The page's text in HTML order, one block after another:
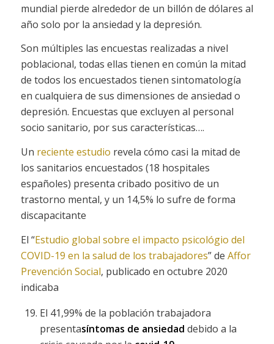
mundial pierde alrededor de un billón de dólares al
año solo por la ansiedad y la depresión.
Son múltiples las encuestas realizadas a nivel
poblacional, todas ellas tienen en común la mitad
de todos los encuestados tienen sintomatología
en cualquiera de sus dimensiones de ansiedad o
depresión. Encuestas que excluyen al personal
socio sanitario, por sus características….
Un reciente estudio revela cómo casi la mitad de
los sanitarios encuestados (18 hospitales
españoles) presenta cribado positivo de un
trastorno mental, y un 14,5% lo sufre de forma
discapacitante
El “Estudio global sobre el impacto psicológio del
COVID-19 en la salud de los trabajadores” de Affor
Prevención Social, publicado en octubre 2020
indicaba
El 41,99% de la población trabajadora
presentasíntomas de ansiedad debido a la